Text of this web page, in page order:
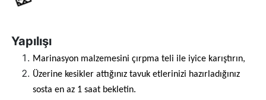
Yapılışı
Marinasyon malzemesini çırpma teli ile iyice karıştırın,
Üzerine kesikler attığınız tavuk etlerinizi hazırladığınız
sosta en az 1 saat bekletin.